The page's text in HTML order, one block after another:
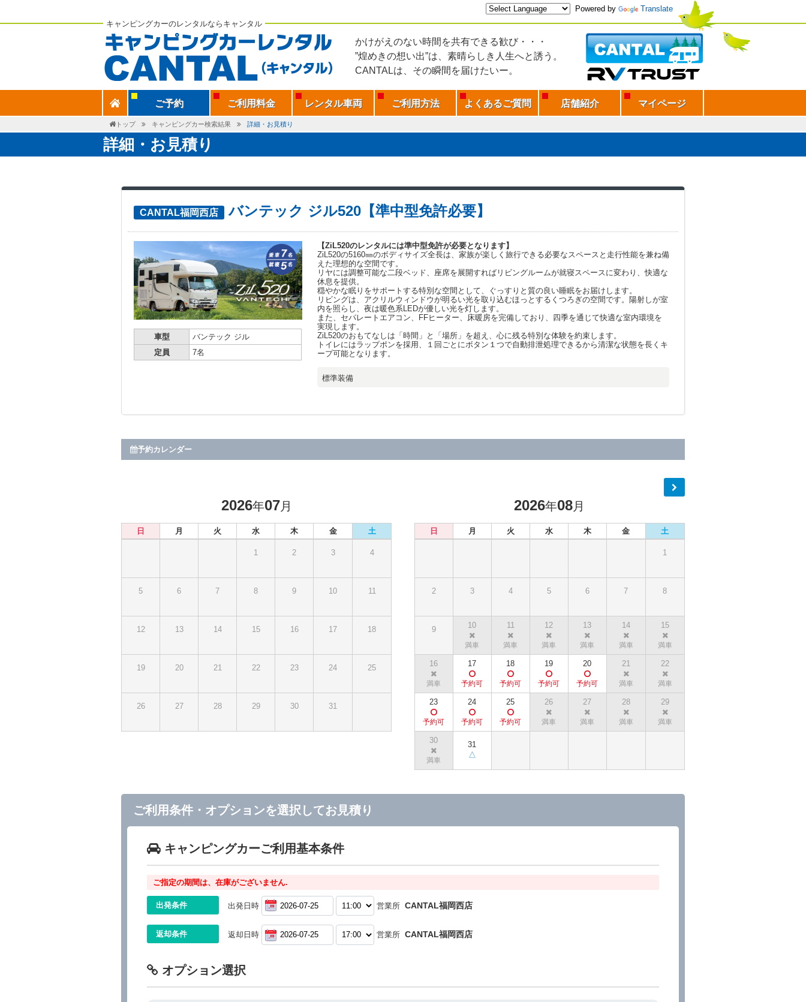
キャンピングカーのレンタルならキャンタル
かけがえのない時間を共有できる歓び・・・
”煌めきの想い出”は、素晴らしき人生へと誘う。
CANTALは、その瞬間を届けたいー。
Powered by Translate
ご予約 ご利用料金 レンタル車両 ご利用方法 よくあるご質問 店舗紹介 マイページ
トップ キャンピングカー検索結果 詳細・お見積り
詳細・お見積り
CANTAL福岡西店 バンテック ジル520【準中型免許必要】
車型
バンテック ジル
定員
7名
【ZiL520のレンタルには準中型免許が必要となります】
ZiL520の5160㎜のボディサイズ全長は、家族が楽しく旅行できる必要なスペースと走行性能を兼ね備
えた理想的な空間です。
リヤには調整可能な二段ベッド、座席を展開すればリビングルームが就寝スペースに変わり、快適な
休息を提供。
穏やかな眠りをサポートする特別な空間として、ぐっすりと質の良い睡眠をお届けします。
リビングは、アクリルウィンドウが明るい光を取り込むほっとするくつろぎの空間です。陽射しが室
内を照らし、夜は暖色系LEDが優しい光を灯します。
また、セパレートエアコン、FFヒーター、床暖房を完備しており、四季を通じて快適な室内環境を
実現します。
ZiL520のおもてなしは「時間」と「場所」を超え、心に残る特別な体験を約束します。
トイレにはラップポンを採用、１回ごとにボタン１つで自動排泄処理できるから清潔な状態を長くキ
ープ可能となります。
標準装備
予約カレンダー
2026年07月
日 月 火 水 木 金 土
1 2 3 4
5 6 7 8 9 10 11
12 13 14 15 16 17 18
19 20 21 22 23 24 25
26 27 28 29 30 31
2026年08月
日 月 火 水 木 金 土
1
2 3 4 5 6 7 8
9 10 11 12 13 14 15
16 17 18 19 20 21 22
23 24 25 26 27 28 29
30 31
ご利用条件・オプションを選択してお見積り
キャンピングカーご利用基本条件
ご指定の期間は、在庫がございません.
出発条件 出発日時 営業所 CANTAL福岡西店
返却条件 返却日時 営業所 CANTAL福岡西店
オプション選択